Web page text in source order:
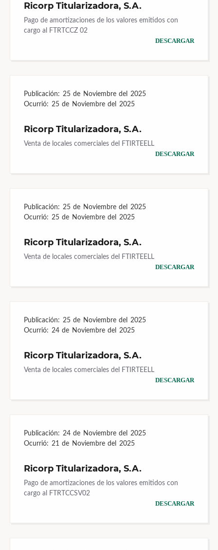
Ricorp Titularizadora, S.A.
Pago de amortizaciones de los valores emitidos con
cargo al FTRTCCZ 02
DESCARGAR
Publicación: 25 de Noviembre del 2025
Ocurrió: 25 de Noviembre del 2025
Ricorp Titularizadora, S.A.
Venta de locales comerciales del FTIRTEELL
DESCARGAR
Publicación: 25 de Noviembre del 2025
Ocurrió: 25 de Noviembre del 2025
Ricorp Titularizadora, S.A.
Venta de locales comerciales del FTIRTEELL
DESCARGAR
Publicación: 25 de Noviembre del 2025
Ocurrió: 24 de Noviembre del 2025
Ricorp Titularizadora, S.A.
Venta de locales comerciales del FTIRTEELL
DESCARGAR
Publicación: 24 de Noviembre del 2025
Ocurrió: 21 de Noviembre del 2025
Ricorp Titularizadora, S.A.
Pago de amortizaciones de los valores emitidos con
cargo al FTRTCCSV02
DESCARGAR